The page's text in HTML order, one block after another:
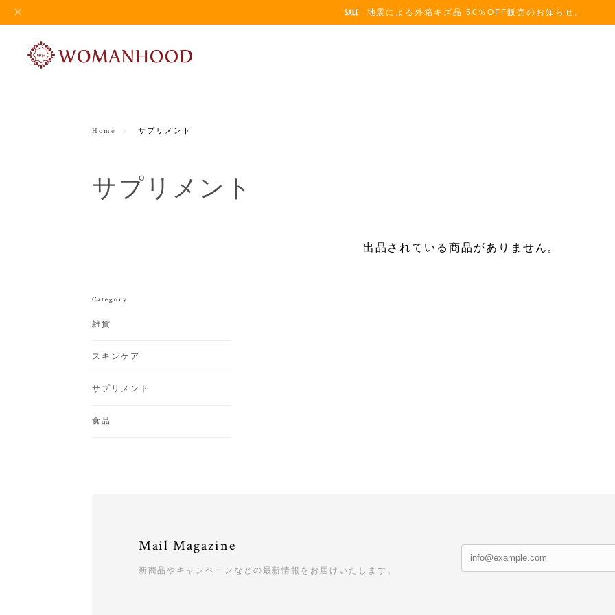
地震による外箱キズ品 50％OFF販売のお知らせ。
Home サプリメント
サプリメント
出品されている商品がありません。
Category
雑貨
スキンケア
サプリメント
食品
Mail Magazine
新商品やキャンペーンなどの最新情報をお届けいたします。